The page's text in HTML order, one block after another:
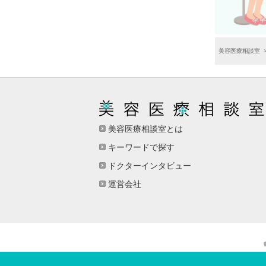
美容医療相談室
美容医療相談室とは
キーワードで探す
ドクターインタビュー
運営会社